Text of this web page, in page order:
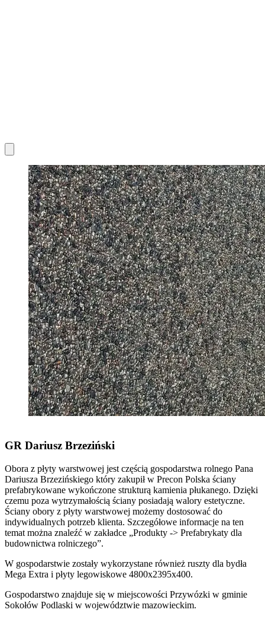
GR Dariusz Brzeziński
Obora z płyty warstwowej jest częścią gospodarstwa rolnego Pana
Dariusza Brzezińskiego który zakupił w Precon Polska ściany
prefabrykowane wykończone strukturą kamienia płukanego. Dzięki
czemu poza wytrzymałością ściany posiadają walory estetyczne.
Ściany obory z płyty warstwowej możemy dostosować do
indywidualnych potrzeb klienta. Szczegółowe informacje na ten
temat można znaleźć w zakładce „Produkty -> Prefabrykaty dla
budownictwa rolniczego”.
W gospodarstwie zostały wykorzystane również ruszty dla bydła
Mega Extra i płyty legowiskowe 4800x2395x400.
Gospodarstwo znajduje się w miejscowości Przywózki w gminie
Sokołów Podlaski w województwie mazowieckim.